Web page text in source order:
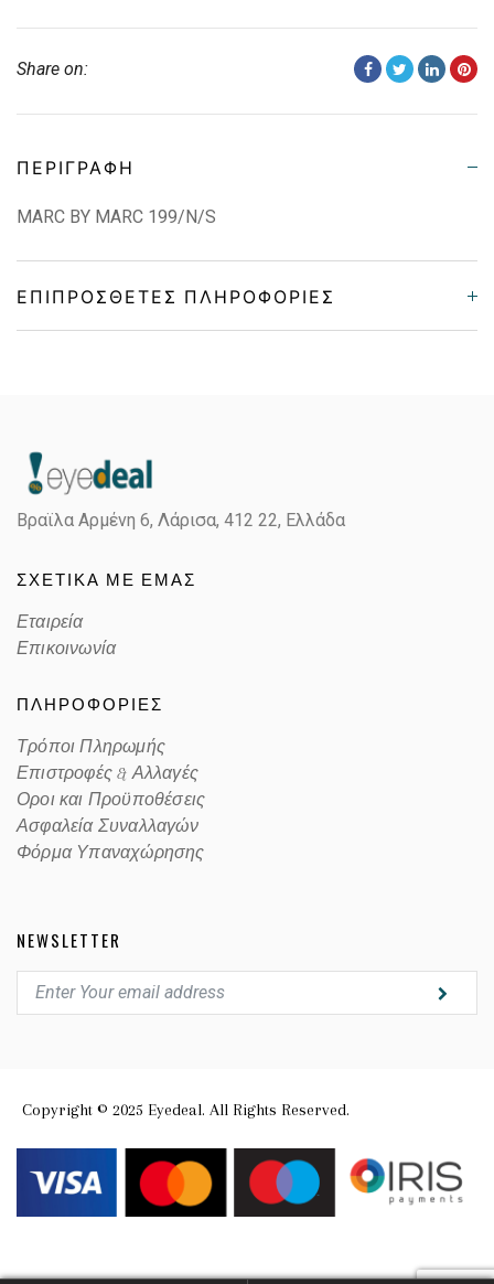
Share on:
ΠΕΡΙΓΡΑΦΉ
MARC BY MARC 199/N/S
ΕΠΙΠΡΌΣΘΕΤΕΣ ΠΛΗΡΟΦΟΡΊΕΣ
Color
Lens Color GRADIENT BROWN
Color code
Βραϊλα Αρμένη 6, Λάρισα, 412 22, Ελλάδα
ΣΧΕΤΙΚΑ ΜΕ ΕΜΑΣ
Εταιρεία
Επικοινωνία
ΠΛΗΡΟΦΟΡΙΕΣ
Τρόποι Πληρωμής
Επιστροφές & Αλλαγές
Οροι και Προϋποθέσεις
Ασφαλεία Συναλλαγών
Φόρμα Υπαναχώρησης
NEWSLETTER
Copyright © 2025 Eyedeal. All Rights Reserved.